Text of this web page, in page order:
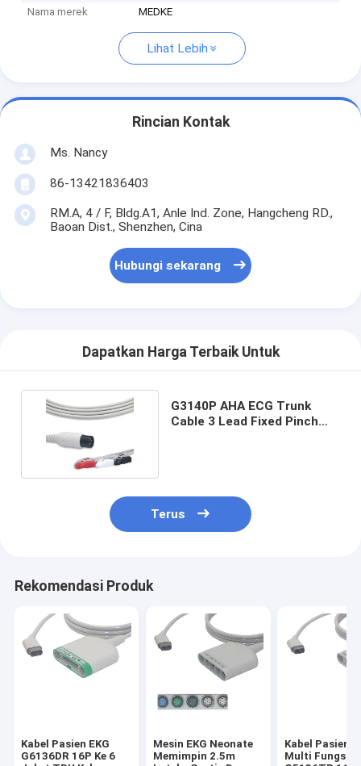
Nama merek MEDKE
Lihat Lebih
Rincian Kontak
Ms. Nancy
86-13421836403
RM.A, 4 / F, Bldg.A1, Anle Ind. Zone, Hangcheng RD.,
Baoan Dist., Shenzhen, Cina
Hubungi sekarang
Dapatkan Harga Terbaik Untuk
G3140P AHA ECG Trunk
Cable 3 Lead Fixed Pinch
Terus
Rekomendasi Produk
Kabel Pasien EKG
G6136DR 16P Ke 6
Mesin EKG Neonate
Memimpin 2.5m
Kabel Pasien
Multi Fungsi